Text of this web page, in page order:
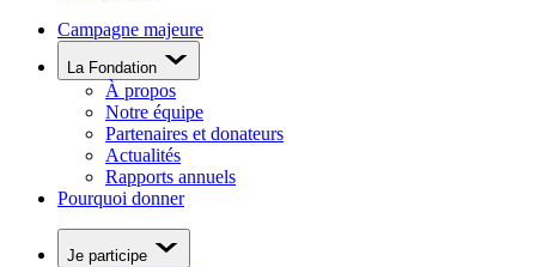
Campagne majeure
La Fondation
À propos
Notre équipe
Partenaires et donateurs
Actualités
Rapports annuels
Pourquoi donner
Je participe